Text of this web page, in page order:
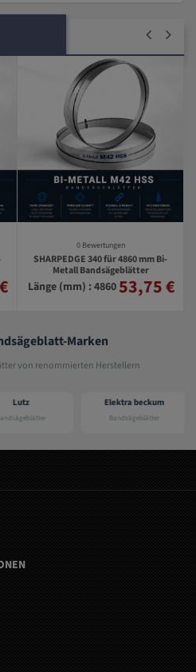
0 Bewertungen
SHARPEDGE 340 für 4860 mm Bi-
Metall Bandsägeblätter
Länge (mm) : 486053,75 €
Marken
von renommierten Herstellern
Lutz Elektra beckum
Bandsägeblätter